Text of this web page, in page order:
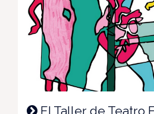
El Taller de Teatro